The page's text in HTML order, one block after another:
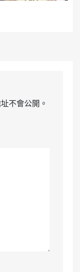
不會公開。